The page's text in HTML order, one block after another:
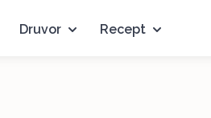
Druvor Recept